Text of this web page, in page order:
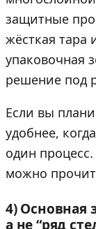
защитные
жёсткая тара
упаковочная
решение под
Если вы
удобнее,
один
можно
4) Основная
а не “ряд